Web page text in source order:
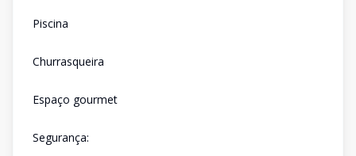
Piscina
Churrasqueira
Espaço gourmet
Segurança: